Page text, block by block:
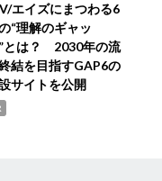
エイズにまつわる6
“理解のギャッ
とは？ 2030年の流
結を目指すGAP6の
サイトを公開